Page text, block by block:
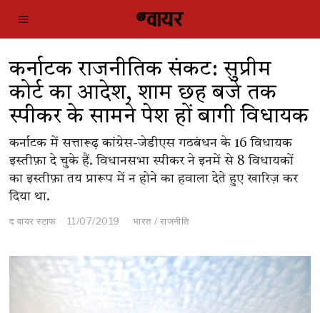
कर्नाटक राजनीतिक संकट: सुप्रीम
कोर्ट का आदेश, शाम छह बजे तक
स्पीकर के सामने पेश हों बागी विधायक
कर्नाटक में सत्तारूढ़ कांग्रेस-जेडीएस गठबंधन के 16 विधायक
इस्तीफ़ा दे चुके हैं. विधानसभा स्पीकर ने इनमें से 8 विधायकों
का इस्तीफ़ा तय प्रारूप में न होने का हवाला देते हुए खारिज़ कर
दिया था.
द वायर स्टाफ 11/07/2019 भारत / राजनीति